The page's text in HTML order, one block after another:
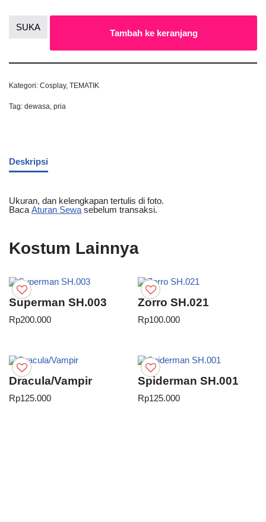
SUKA
Tambah ke keranjang
Kategori: Cosplay, TEMATIK
Tag: dewasa, pria
Deskripsi
Ukuran, dan kelengkapan tertulis di foto.
Baca Aturan Sewa sebelum transaksi.
Kostum Lainnya
Superman SH.003
Rp200.000
Zorro SH.021
Rp100.000
Dracula/Vampir
Rp125.000
Spiderman SH.001
Rp125.000